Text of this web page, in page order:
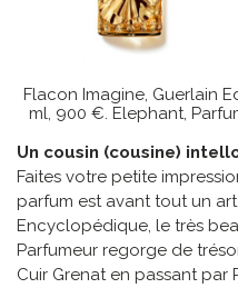
Flacon Imagine, Guerlain
ml, 900 €. Elephant,
Un cousin (cousine)
Faites votre petite
parfum est avant tout un
Encyclopédique, le très
Parfumeur regorge de
Cuir Grenat en passant par